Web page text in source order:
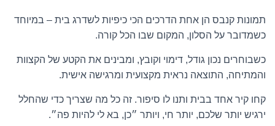
תמונות קנבס הן אחת הדרכים הכי כיפיות לשדרג בית – במיוחד
כשמדובר על הסלון, המקום שבו הכל קורה.
כשבוחרים נכון גודל, דימוי וקובץ, ומבינים את הקטע של הקצוות
והמתיחה, התוצאה נראית מקצועית ומרגישה אישית.
קחו קיר אחד בבית ותנו לו סיפור. זה כל מה שצריך כדי שהחלל
ירגיש יותר שלכם, יותר חי, ויותר ״כן, בא לי להיות פה״.